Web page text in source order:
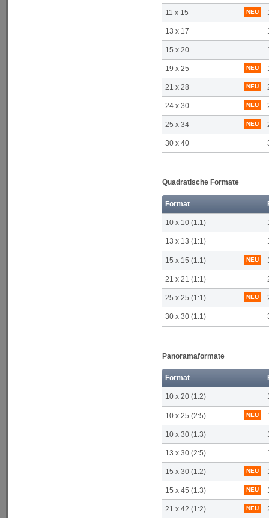
11 x 15 NEU
13 x 17
15 x 20
19 x 25 NEU
21 x 28 NEU
24 x 30 NEU
25 x 34 NEU
30 x 40
Quadratische Formate
Format
10 x 10 (1:1)
13 x 13 (1:1)
15 x 15 (1:1) NEU
21 x 21 (1:1)
25 x 25 (1:1) NEU
30 x 30 (1:1)
Panoramaformate
Format
10 x 20 (1:2)
10 x 25 (2:5) NEU
10 x 30 (1:3)
13 x 30 (2:5)
15 x 30 (1:2) NEU
15 x 45 (1:3) NEU
21 x 42 (1:2) NEU